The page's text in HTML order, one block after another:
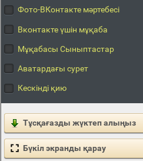
Фото-ВКонтакте мәртебесі
Вконтакте үшін мұқаба
Мұқабасы Сыныптастар
Аватардағы сурет
Кескінді қию
Тұсқағазды жүктеп алыңыз
Бүкіл экранды қарау